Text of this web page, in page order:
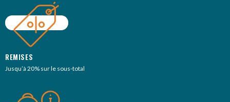
REMISES
Jusqu’à 20% sur le sous-total